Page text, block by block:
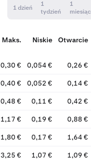
1 dzień
1
tydzień
1
miesiąc
Maks. Niskie Otwarcie
0,30 € 0,054 € 0,26 €
0,40 € 0,052 € 0,14 €
0,48 € 0,11 € 0,42 €
1,17 € 0,19 € 0,88 €
1,80 € 0,17 € 1,64 €
3,25 € 1,07 € 1,09 €